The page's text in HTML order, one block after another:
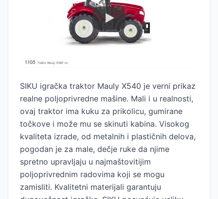
SIKU igračka traktor Mauly X540 je verni prikaz
realne poljoprivredne mašine. Mali i u realnosti,
ovaj traktor ima kuku za prikolicu, gumirane
točkove i može mu se skinuti kabina. Visokog
kvaliteta izrade, od metalnih i plastičnih delova,
pogodan je za male, dečje ruke da njime
spretno upravljaju u najmaštovitijim
poljoprivrednim radovima koji se mogu
zamisliti. Kvalitetni materijali garantuju